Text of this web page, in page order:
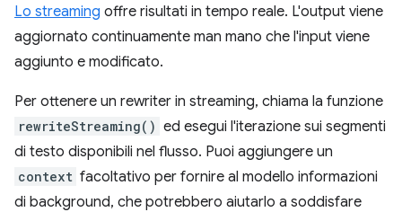
Lo streaming offre risultati in tempo reale. L'output viene
aggiornato continuamente man mano che l'input viene
aggiunto e modificato.
Per ottenere un rewriter in streaming, chiama la funzione
rewriteStreaming() ed esegui l'iterazione sui segmenti
di testo disponibili nel flusso. Puoi aggiungere un
context facoltativo per fornire al modello informazioni
di background, che potrebbero aiutarlo a soddisfare